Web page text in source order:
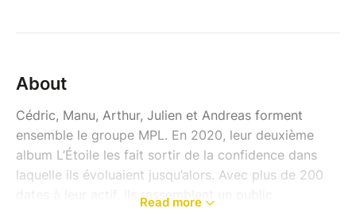
About
Cédric, Manu, Arthur, Julien et Andreas forment
ensemble le groupe MPL. En 2020, leur deuxième
album L’Étoile les fait sortir de la confidence dans
laquelle ils évoluaient jusqu’alors. Avec plus de 200
dates à leur actif, ils rassemblent un public
Read more